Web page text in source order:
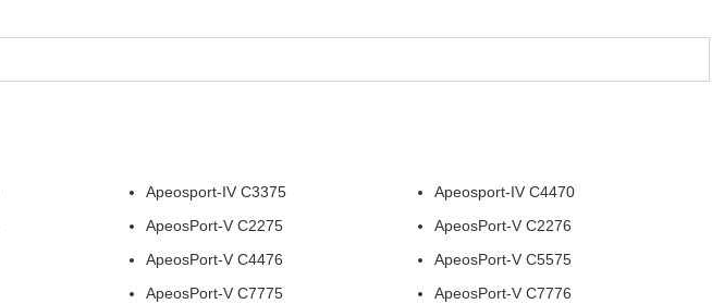
Apeosport-IV C3375
Apeosport-IV C4470
ApeosPort-V C2275
ApeosPort-V C2276
ApeosPort-V C4476
ApeosPort-V C5575
ApeosPort-V C7775
ApeosPort-V C7776